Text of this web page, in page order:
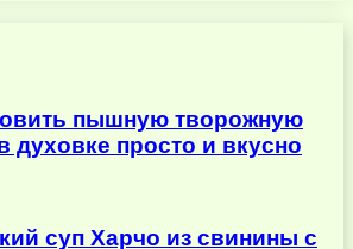
пышную творожную
духовке просто и вкусно
суп Харчо из свинины с